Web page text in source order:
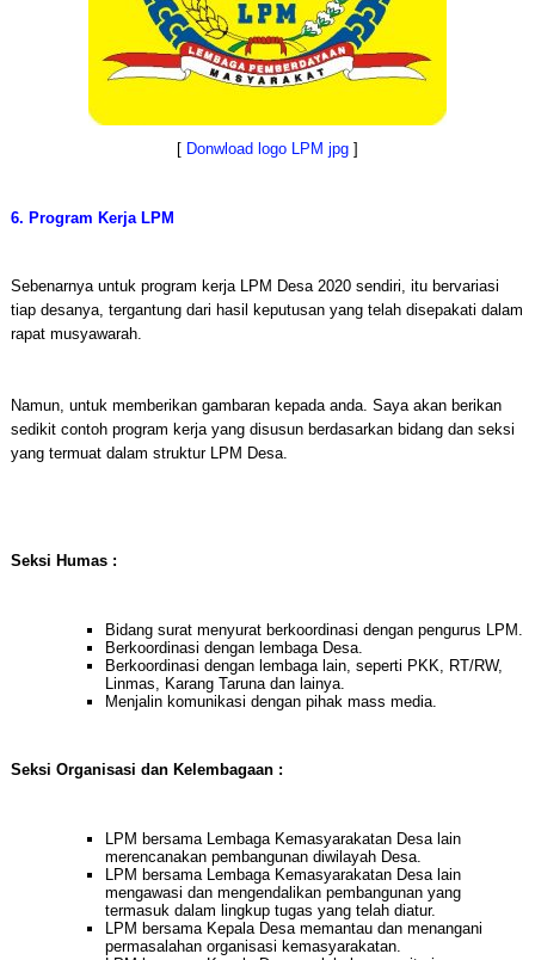
[ Donwload logo LPM jpg]
6. Program Kerja LPM
Sebenarnya untuk program kerja LPM Desa 2020 sendiri, itu bervariasi
tiap desanya, tergantung dari hasil keputusan yang telah disepakati dalam
rapat musyawarah.
Namun, untuk memberikan gambaran kepada anda. Saya akan berikan
sedikit contoh program kerja yang disusun berdasarkan bidang dan seksi
yang termuat dalam struktur LPM Desa.
Seksi Humas :
Bidang surat menyurat berkoordinasi dengan pengurus LPM.
Berkoordinasi dengan lembaga Desa.
Berkoordinasi dengan lembaga lain, seperti PKK, RT/RW,
Linmas, Karang Taruna dan lainya.
Menjalin komunikasi dengan pihak mass media.
Seksi Organisasi dan Kelembagaan :
LPM bersama Lembaga Kemasyarakatan Desa lain
merencanakan pembangunan diwilayah Desa.
LPM bersama Lembaga Kemasyarakatan Desa lain
mengawasi dan mengendalikan pembangunan yang
termasuk dalam lingkup tugas yang telah diatur.
LPM bersama Kepala Desa memantau dan menangani
permasalahan organisasi kemasyarakatan.